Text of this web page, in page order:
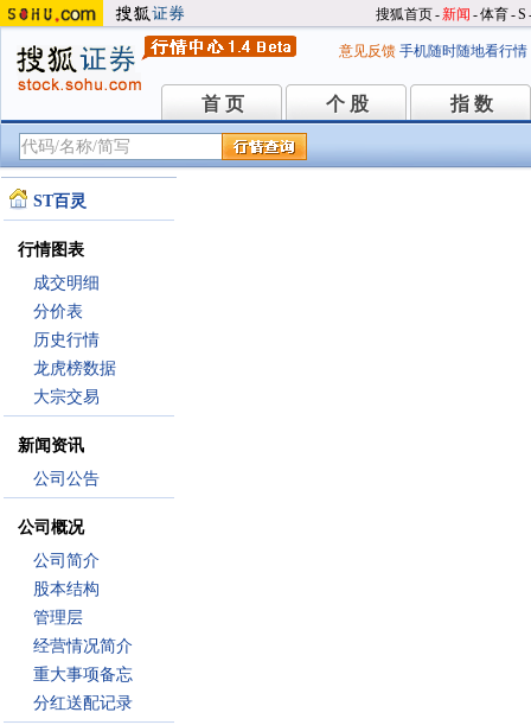
搜狐首页-新闻 -体育-S
意见反馈 手机随时随地看行情
首 页
首 页 个 股
个 股 指 数
指 数
ST百灵
行情图表
成交明细
分价表
历史行情
龙虎榜数据
大宗交易
新闻资讯
公司公告
公司概况
公司简介
股本结构
管理层
经营情况简介
重大事项备忘
分红送配记录